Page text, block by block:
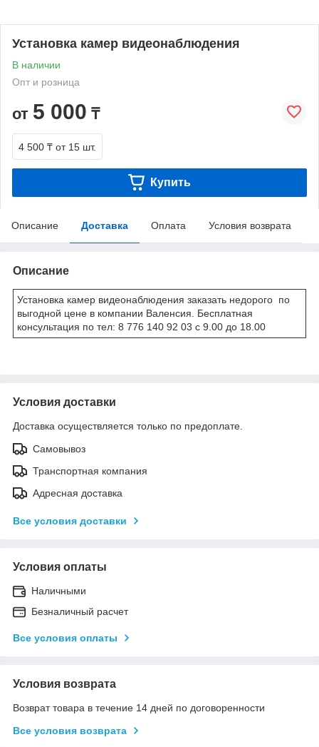
Установка камер видеонаблюдения
В наличии
Опт и розница
от 5 000 ₸
4 500 ₸ от 15 шт.
Купить
Описание Доставка Оплата Условия возврата
Описание
Установка камер видеонаблюдения заказать недорого по
выгодной цене в компании Валенсия. Бесплатная
консультация по тел: 8 776 140 92 03 с 9.00 до 18.00
Условия доставки
Доставка осуществляется только по предоплате.
Самовывоз
Транспортная компания
Адресная доставка
Все условия доставки
Условия оплаты
Наличными
Безналичный расчет
Все условия оплаты
Условия возврата
Возврат товара в течение 14 дней по договоренности
Все условия возврата